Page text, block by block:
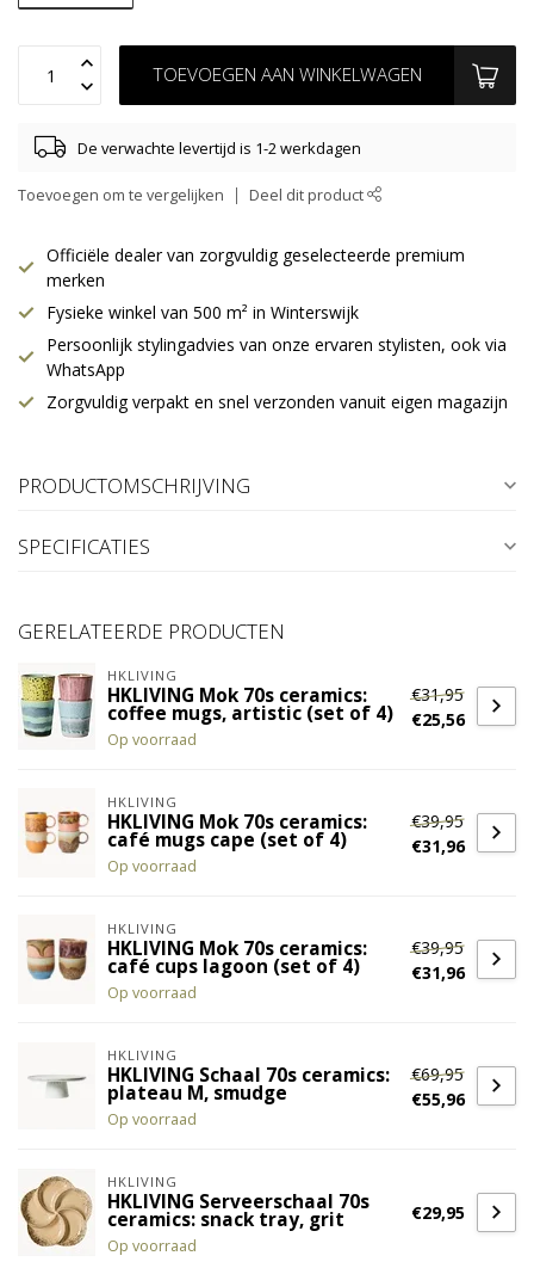
TOEVOEGEN AAN WINKELWAGEN
De verwachte levertijd is 1-2 werkdagen
Toevoegen om te vergelijken Deel dit product
Officiële dealer van zorgvuldig geselecteerde premium
merken
Fysieke winkel van 500 m² in Winterswijk
Persoonlijk stylingadvies van onze ervaren stylisten, ook via
WhatsApp
Zorgvuldig verpakt en snel verzonden vanuit eigen magazijn
PRODUCTOMSCHRIJVING
SPECIFICATIES
GERELATEERDE PRODUCTEN
HKLIVING
HKLIVING Mok 70s ceramics:
coffee mugs, artistic (set of 4)
Op voorraad
€31,95
€25,56
HKLIVING
HKLIVING Mok 70s ceramics:
café mugs cape (set of 4)
Op voorraad
€39,95
€31,96
HKLIVING
HKLIVING Mok 70s ceramics:
café cups lagoon (set of 4)
Op voorraad
€39,95
€31,96
HKLIVING
HKLIVING Schaal 70s ceramics:
plateau M, smudge
Op voorraad
€69,95
€55,96
HKLIVING
HKLIVING Serveerschaal 70s
ceramics: snack tray, grit
Op voorraad
€29,95